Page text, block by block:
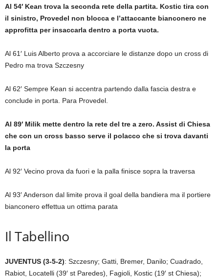
Al 54′ Kean trova la seconda rete della partita. Kostic tira con
il sinistro, Provedel non blocca e l’attaccante bianconero ne
approfitta per insaccarla dentro a porta vuota.
Al 61′ Luis Alberto prova a accorciare le distanze dopo un cross di
Pedro ma trova Szczesny
Al 62′ Sempre Kean si accentra partendo dalla fascia destra e
conclude in porta. Para Provedel.
Al 89′ Milik mette dentro la rete del tre a zero. Assist di Chiesa
che con un cross basso serve il polacco che si trova davanti
la porta
Al 92′ Vecino prova da fuori e la palla finisce sopra la traversa
Al 93′ Anderson dal limite prova il goal della bandiera ma il portiere
bianconero effettua un ottima parata
Il Tabellino
JUVENTUS (3-5-2): Szczesny; Gatti, Bremer, Danilo; Cuadrado,
Rabiot, Locatelli (39′ st Paredes), Fagioli, Kostic (19′ st Chiesa);